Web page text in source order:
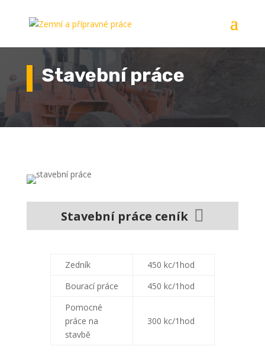
Stavební práce
Stavební práce ceník 
Zedník
450 kc/1hod
Bourací práce
450 kc/1hod
Pomocné
práce na
stavbě
300 kc/1hod